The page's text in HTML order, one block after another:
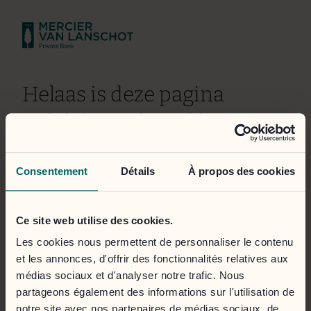
Consentement Détails À propos des cookies
Ce site web utilise des cookies.
Les cookies nous permettent de personnaliser le contenu
et les annonces, d'offrir des fonctionnalités relatives aux
médias sociaux et d'analyser notre trafic. Nous
partageons également des informations sur l'utilisation de
Helaas is deze pagina
tijdelijk niet bereikbaar.
Wij doen er alles aan om het probleem zo snel mogelijk
te verhelpen. Onze excuses voor het ongemak.
knop.
Inloggen